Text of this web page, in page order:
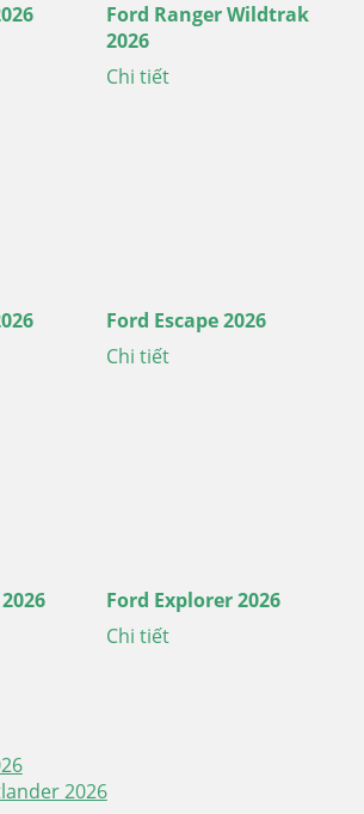
Ford Ranger Wildtrak
2026
Chi tiết
Ford Escape 2026
Chi tiết
Ford Explorer 2026
Chi tiết
2026